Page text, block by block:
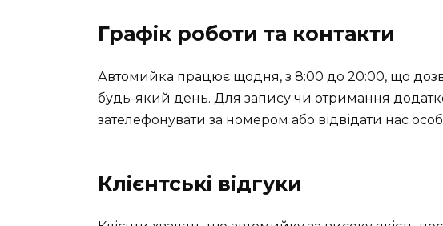
Графік роботи та контакти
Автомийка працює щодня, з 8:00 до 20:00, що
будь-який день. Для запису чи отримання
зателефонувати за номером або відвідати нас
Клієнтські відгуки